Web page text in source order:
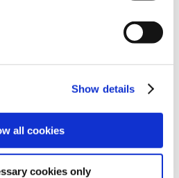
Show details
all cookies
cookies only
クリルスタンドコレクション